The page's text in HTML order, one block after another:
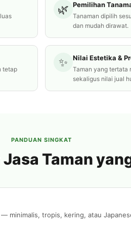
🌿 Pemilihan
Tanaman dipilih
dan mudah dirawat.
tetap
✨ Nilai Estetika &
Taman yang tertata
sekaligus nilai jual
PANDUAN SINGKAT
Taman
— minimalis, tropis, kering, atau